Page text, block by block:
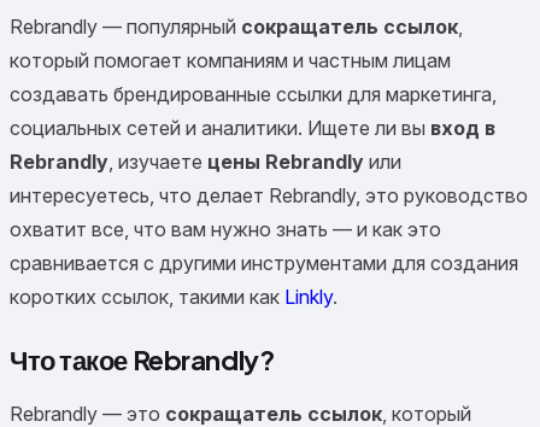
Rebrandly — популярный сокращатель ссылок,
который помогает компаниям и частным лицам
создавать брендированные ссылки для маркетинга,
социальных сетей и аналитики. Ищете ли вы вход в
Rebrandly, изучаете цены Rebrandly или
интересуетесь, что делает Rebrandly, это руководство
охватит все, что вам нужно знать — и как это
сравнивается с другими инструментами для создания
коротких ссылок, такими как Linkly.
Что такое Rebrandly?
Rebrandly — это сокращатель ссылок, который